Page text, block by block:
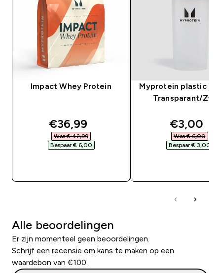
Impact Whey Protein
discounted price
€36,99‎
Was € 42,99‎
Bespaar € 6,00‎
Myprotein plastic
Transparant/
€3,00‎
Was € 6,00‎
Bespaar € 3,00‎
Alle beoordelingen
Er zijn momenteel geen beoordelingen.
Schrijf een recensie om kans te maken op een
waardebon van €100.